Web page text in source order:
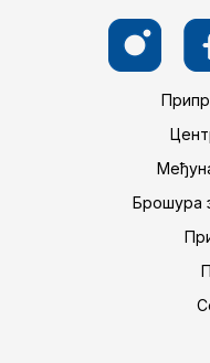
Брошура